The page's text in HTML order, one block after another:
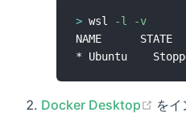
> wsl -l
-v
NAME
* Ubuntu
Docker Desktop を